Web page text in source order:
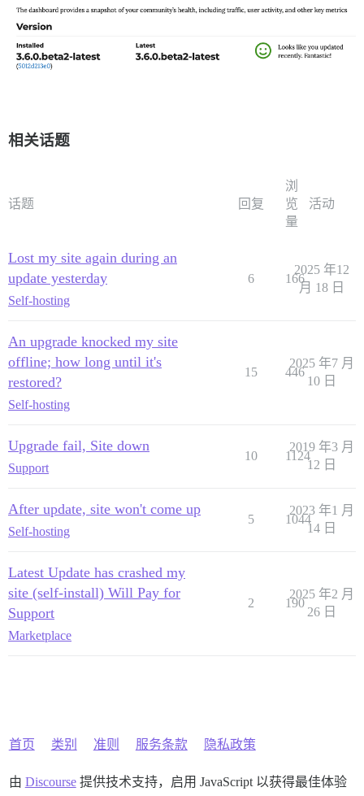
相关话题
话题 回复
浏
览
量
活动
Lost my site again during an
update yesterday
Self-hosting
6 166
2025 年12
月 18 日
An upgrade knocked my site
offline; how long until it's
restored?
Self-hosting
15 446
2025 年7 月
10 日
Upgrade fail, Site down
Support
10 1124
2019 年3 月
12 日
After update, site won't come up
Self-hosting
5 1044
2023 年1 月
14 日
Latest Update has crashed my
site (self-install) Will Pay for
Support
Marketplace
2 190
2025 年2 月
26 日
首页 类别 准则 服务条款 隐私政策
由 Discourse提供技术支持，启用 JavaScript 以获得最佳体验